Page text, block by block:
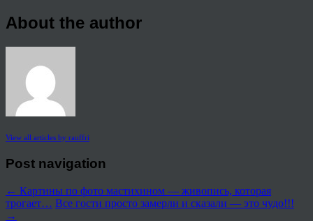
About the author
View all articles by rauffri
Post navigation
← Картины по фото мастихином — живопись, которая
трогает… Все гости просто замерли и сказали — это чудо!!!
→